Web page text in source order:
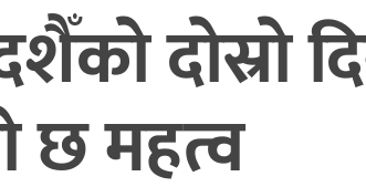
दाेस्राे
छ महत्व